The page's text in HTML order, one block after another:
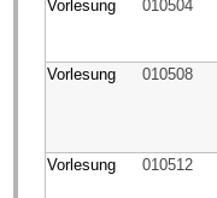
Vorlesung
010504
Vorlesung
010508
Vorlesung
010512